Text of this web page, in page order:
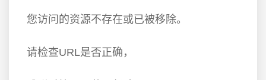
您访问的资源不存在或已被移除。
请检查URL是否正确，